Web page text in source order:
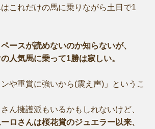
これだけの馬に乗りながら土日で1
ースが読めないのか知らないが、
人気馬に乗って1勝は寂しい。
ンや重賞に強いから(震え声)」というこ
ん擁護派もいるかもしれないけど、
ロさんは桜花賞のジュエラー以来、